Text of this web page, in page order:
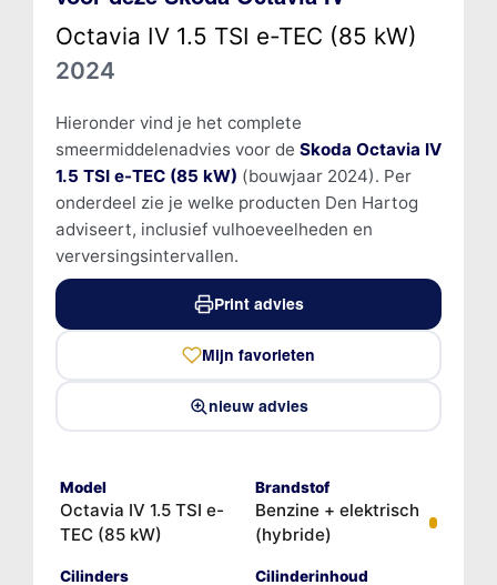
Octavia IV 1.5 TSI e-TEC (85 kW)
2024
Hieronder vind je het complete
smeermiddelenadvies voor de Skoda Octavia IV
1.5 TSI e-TEC (85 kW) (bouwjaar 2024). Per
onderdeel zie je welke producten Den Hartog
adviseert, inclusief vulhoeveelheden en
verversingsintervallen.
Print advies
Mijn favorieten
nieuw advies
Model
Octavia IV 1.5 TSI e-
TEC (85 kW)
Brandstof
Benzine + elektrisch
(hybride)
Cilinders Cilinderinhoud